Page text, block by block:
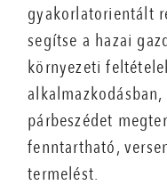
gyakorlatorientált
segítse a hazai
környezeti
párbeszédet
fenntartható,
termelést.